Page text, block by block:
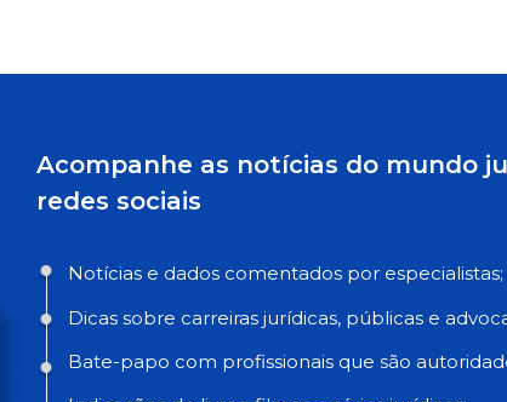
Acompanhe as notícias do mundo
redes sociais
Notícias e dados comentados por especialistas;
Dicas sobre carreiras jurídicas, públicas e
Bate-papo com profissionais que são